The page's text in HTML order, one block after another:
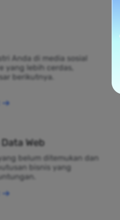
Anda di media sosial
yang lebih cerdas,
berikutnya.
Web
belum ditemukan dan
bisnis yang